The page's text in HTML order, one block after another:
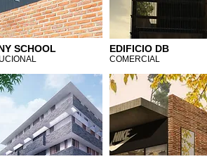
SCHOOL EDIFICIO DB
COMERCIAL